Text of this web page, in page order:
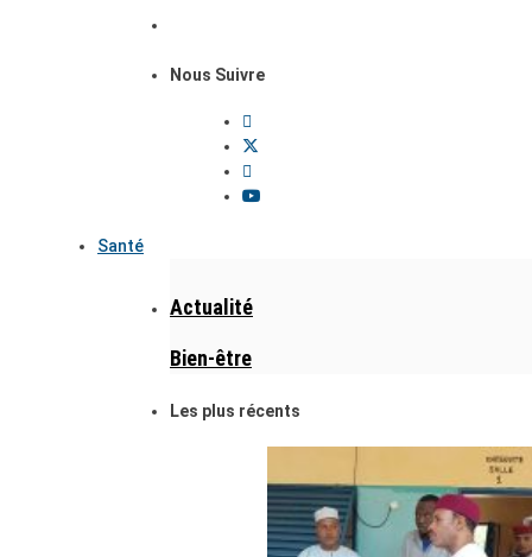
Nous Suivre
Santé
Actualité
Bien-être
Les plus récents